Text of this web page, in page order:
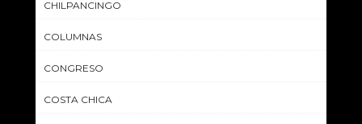
CHILPANCINGO
COLUMNAS
CONGRESO
COSTA CHICA